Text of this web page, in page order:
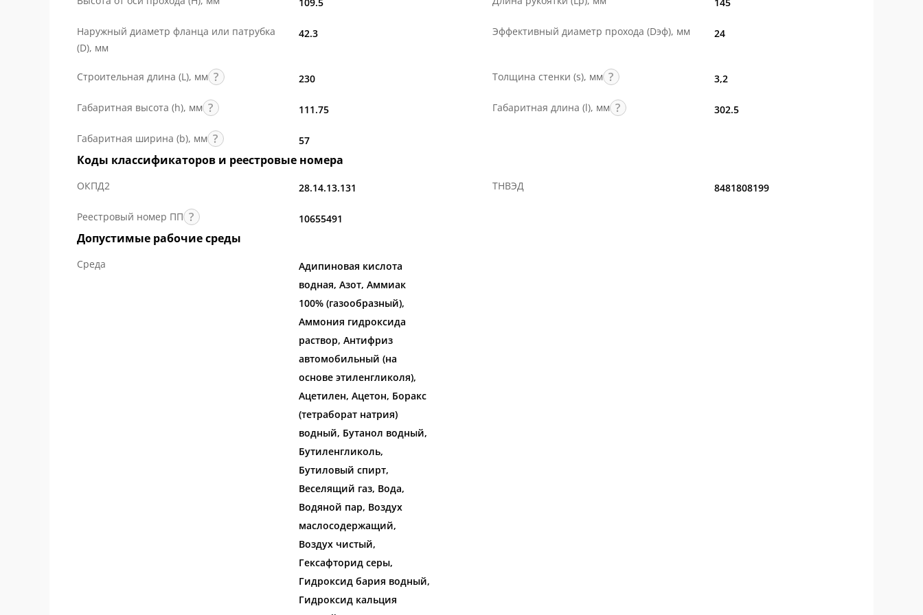
Наружный диаметр фланца или патрубка
(D), мм
42.3 Эффективный диаметр прохода (Dэф), мм 24
Строительная длина (L), мм 230 Толщина стенки (s), мм 3,2
Габаритная высота (h), мм 111.75 Габаритная длина (l), мм 302.5
Габаритная ширина (b), мм 57
Коды классификаторов и реестровые номера
ОКПД2 28.14.13.131 ТНВЭД 8481808199
Реестровый номер ПП 10655491
Допустимые рабочие среды
Среда
Адипиновая кислота
водная, Азот, Аммиак
100% (газообразный),
Аммония гидроксида
раствор, Антифриз
автомобильный (на
основе этиленгликоля),
Ацетилен, Ацетон, Боракс
(тетраборат натрия)
водный, Бутанол водный,
Бутиленгликоль,
Бутиловый спирт,
Веселящий газ, Вода,
Водяной пар, Воздух
маслосодержащий,
Воздух чистый,
Гексафторид серы,
Гидроксид бария водный,
Гидроксид кальция